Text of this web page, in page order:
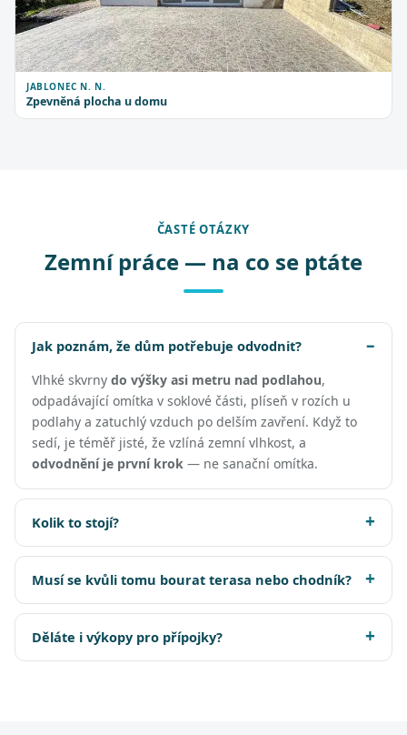
JABLONEC N. N.
Zpevněná plocha u domu
ČASTÉ OTÁZKY
Zemní práce — na co se ptáte
Jak poznám, že dům potřebuje odvodnit?
Vlhké skvrny do výšky asi metru nad podlahou,
odpadávající omítka v soklové části, plíseň v rozích u
podlahy a zatuchlý vzduch po delším zavření. Když to
sedí, je téměř jisté, že vzlíná zemní vlhkost, a
odvodnění je první krok — ne sanační omítka.
Kolik to stojí?
Musí se kvůli tomu bourat terasa nebo chodník?
Děláte i výkopy pro přípojky?